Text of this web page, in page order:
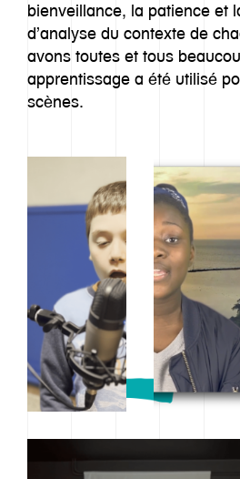
bienveillance, la patience et
d’analyse du contexte de
avons toutes et tous
apprentissage a été utilisé
scènes.